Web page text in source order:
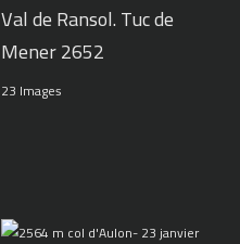
Val de Ransol. Tuc de
Mener 2652
23 Images